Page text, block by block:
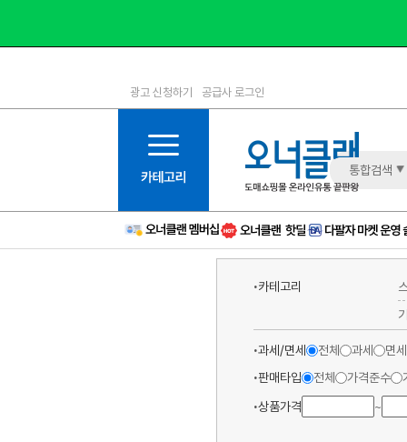
1등급
6등급
11등급
12등급
15등급
16등급
광고 신청하기 공급사 로그인
통합검색
카테고리
과세/면세 전체 과세
면세
판매타입
전체 가격준수
상품가격
~